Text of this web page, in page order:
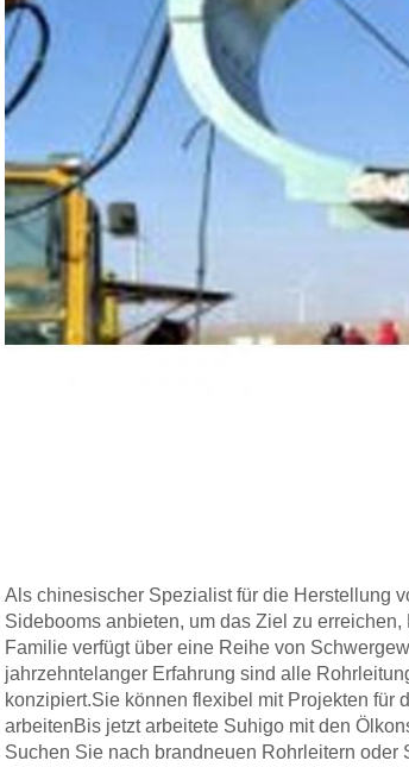
Als chinesischer Spezialist für die Herstellung
Sidebooms anbieten, um das Ziel zu
Familie verfügt über eine Reihe von
jahrzehntelanger Erfahrung sind alle
konzipiert.Sie können flexibel mit Projekten
arbeitenBis jetzt arbeitete Suhigo mit den
Suchen Sie nach brandneuen Rohrleitern